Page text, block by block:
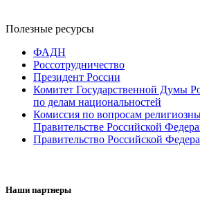
Полезные ресурсы
ФАДН
Россотрудничество
Президент России
Комитет Государственной Думы
по делам национальностей
Комиссия по вопросам
Правительстве Российской
Правительство Российской
Наши партнеры